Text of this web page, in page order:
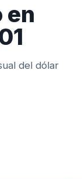
en
del dólar